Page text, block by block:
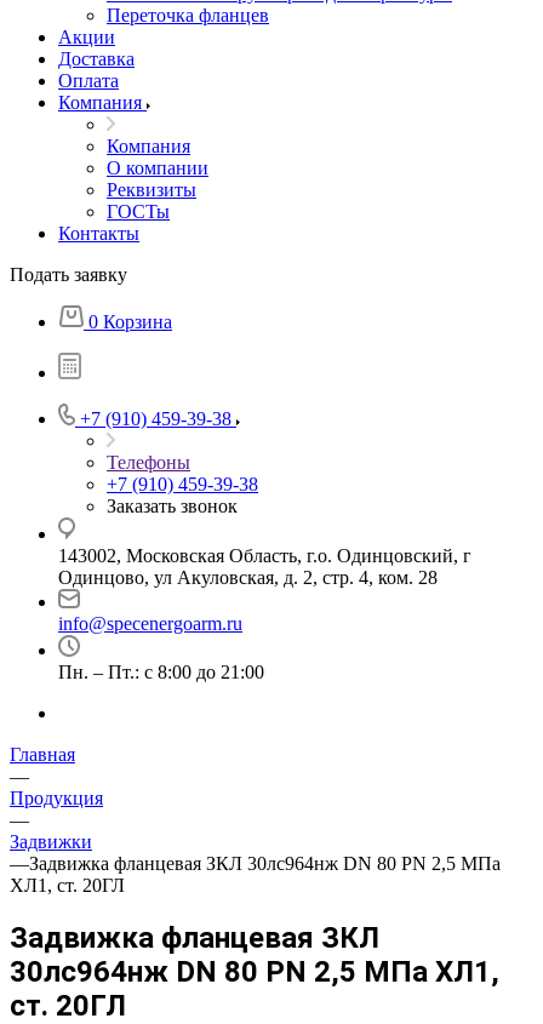
Переточка фланцев
Акции
Доставка
Оплата
Компания
Компания
О компании
Реквизиты
ГОСТы
Контакты
Подать заявку
0 Корзина
+7 (910) 459-39-38
Телефоны
+7 (910) 459-39-38
Заказать звонок
143002, Московская Область, г.о. Одинцовский, г
Одинцово, ул Акуловская, д. 2, стр. 4, ком. 28
info@specenergoarm.ru
Пн. – Пт.: с 8:00 до 21:00
Главная
—
Продукция
—
Задвижки
—Задвижка фланцевая ЗКЛ 30лс964нж DN 80 PN 2,5 МПа
ХЛ1, ст. 20ГЛ
Задвижка фланцевая ЗКЛ
30лс964нж DN 80 PN 2,5 МПа ХЛ1,
ст. 20ГЛ